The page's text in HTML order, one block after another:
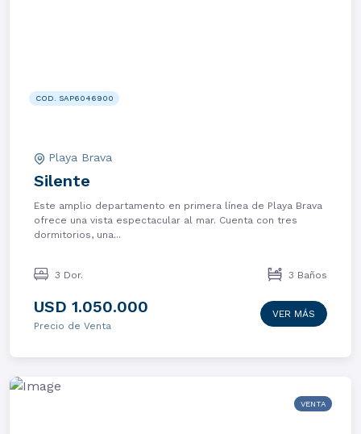
COD. SAP6046900
Playa Brava
Silente
Este amplio departamento en primera línea de Playa Brava
ofrece una vista espectacular al mar. Cuenta con tres
dormitorios, una...
3 Dor. 3 Baños
USD 1.050.000
Precio de Venta
VER MÁS
VENTA